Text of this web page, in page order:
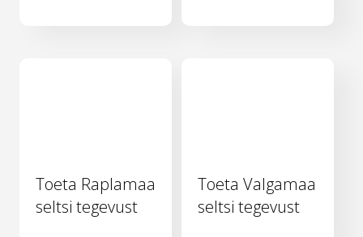
Toeta Raplamaa
seltsi tegevust
Toeta Valgamaa
seltsi tegevust